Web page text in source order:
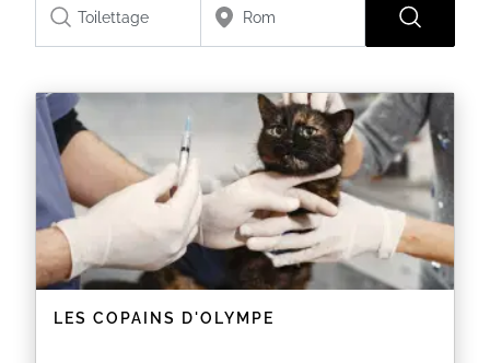
LES COPAINS D'OLYMPE